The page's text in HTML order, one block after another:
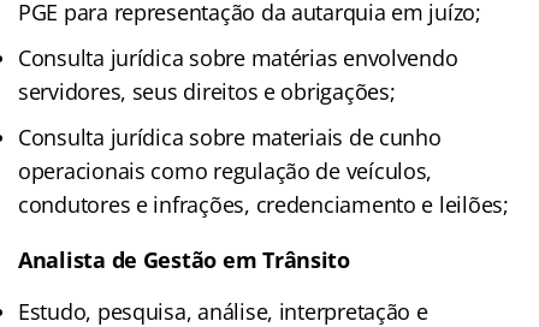
PGE para representação da autarquia em juízo;
Consulta jurídica sobre matérias envolvendo
servidores, seus direitos e obrigações;
Consulta jurídica sobre materiais de cunho
operacionais como regulação de veículos,
condutores e infrações, credenciamento e leilões;
Analista de Gestão em Trânsito
Estudo, pesquisa, análise, interpretação e